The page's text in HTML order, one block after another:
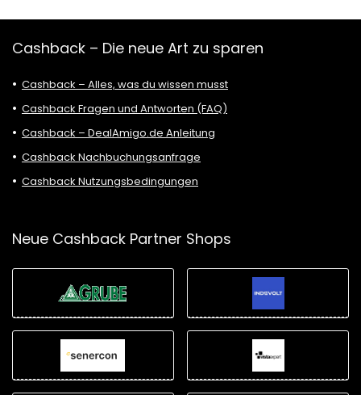
Cashback – Die neue Art zu sparen
Cashback – Alles, was du wissen musst
Cashback Fragen und Antworten (FAQ)
Cashback – DealAmigo.de Anleitung
Cashback Nachbuchungsanfrage
Cashback Nutzungsbedingungen
Neue Cashback Partner Shops